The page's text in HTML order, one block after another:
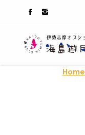
Home